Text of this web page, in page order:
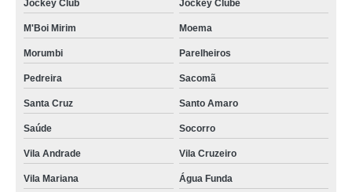
charuto de chocolate lembrança maternidade preços Atibaia
charutos de chocolate lembrança maternidade Limão
charuto de chocolate para nascimento preços Franca
charuto de chocolate personalizado São Paulo
charutos de chocolate maternidade Votuporanga
Jockey Club Jockey Clube
M'Boi Mirim Moema
Morumbi Parelheiros
Pedreira Sacomã
Santa Cruz Santo Amaro
Saúde Socorro
Vila Andrade Vila Cruzeiro
Vila Mariana
Água Funda